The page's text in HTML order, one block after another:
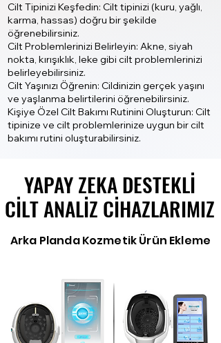
Cilt Tipinizi Keşfedin: Cilt tipinizi (kuru, yağlı,
karma, hassas) doğru bir şekilde
öğrenebilirsiniz.
Cilt Problemlerinizi Belirleyin: Akne, siyah
nokta, kırışıklık, leke gibi cilt problemlerinizi
belirleyebilirsiniz.
Cilt Yaşınızı Öğrenin: Cildinizin gerçek yaşını
ve yaşlanma belirtilerini öğrenebilirsiniz.
Kişiye Özel Cilt Bakımı Rutinini Oluşturun: Cilt
tipinize ve cilt problemlerinize uygun bir cilt
bakımı rutini oluşturabilirsiniz.
YAPAY ZEKA DESTEKLI
CILT ANALIZ CIHAZLARIMIZ
YAPAY ZEKA DESTEKLI
CILT ANALIZ CIHAZLARIMIZ
Arka Planda Kozmetik Ürün Ekleme